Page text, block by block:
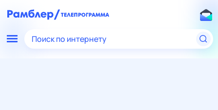
Поиск по интернету